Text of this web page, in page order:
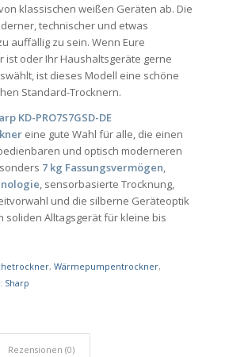
klassischen weißen Geräten ab. Die
technischer und etwas
auffällig zu sein. Wenn Eure
ist oder Ihr Haushaltsgeräte gerne
ist dieses Modell eine schöne
Standard-Trocknern.
KD-PRO7S7GSD-DE
eine gute Wahl für alle, die einen
und optisch moderneren
7 kg Fassungsvermögen,
, sensorbasierte Trocknung,
und die silberne Geräteoptik
soliden Alltagsgerät für kleine bis
, Wärmepumpentrockner,
Sharp
Rezensionen (0)